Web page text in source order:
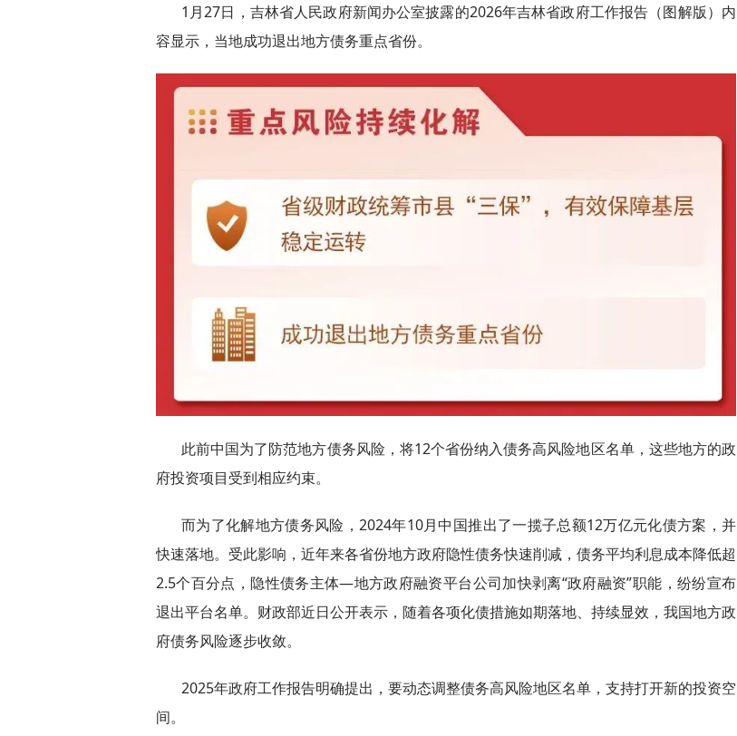
1月27日，吉林省人民政府新闻办公室披露的2026年吉林省政府工作报告（图解版）内
容显示，当地成功退出地方债务重点省份。
此前中国为了防范地方债务风险，将12个省份纳入债务高风险地区名单，这些地方的政
府投资项目受到相应约束。
而为了化解地方债务风险，2024年10月中国推出了一揽子总额12万亿元化债方案，并
快速落地。受此影响，近年来各省份地方政府隐性债务快速削减，债务平均利息成本降低超
2.5个百分点，隐性债务主体—地方政府融资平台公司加快剥离“政府融资”职能，纷纷宣布
退出平台名单。财政部近日公开表示，随着各项化债措施如期落地、持续显效，我国地方政
府债务风险逐步收敛。
2025年政府工作报告明确提出，要动态调整债务高风险地区名单，支持打开新的投资空
间。